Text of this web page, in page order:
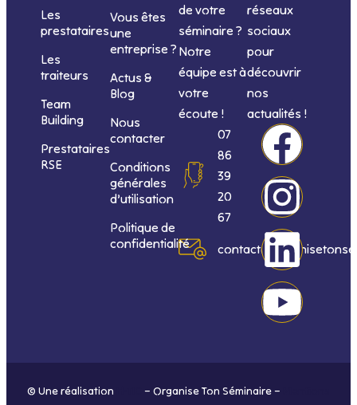
Les
prestataires
Les
traiteurs
Team
Building
Prestataires
RSE
Vous êtes
une
entreprise ?
Actus &
Blog
Nous
contacter
Conditions
générales
d’utilisation
Politique de
confidentialité
de votre
séminaire ?
Notre
équipe est à
votre
écoute !
07
86
39
20
67
réseaux
sociaux
pour
découvrir
nos
actualités !
F
a
c
e
b
I
n
s
t
a
L
i
n
k
e
Y
o
u
t
u
© Une réalisation – Organise Ton Séminaire –